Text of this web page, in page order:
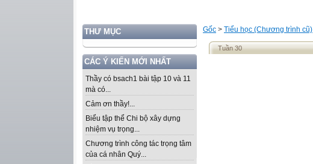
THƯ MỤC
CÁC Ý KIẾN MỚI NHẤT
Thầy có bsach1 bài tập 10 và 11
mà có...
Cảm ơn thầy!...
Biểu tập thể Chi bộ xây dựng
nhiệm vụ trọng...
Chương trình công tác trọng tâm
của cá nhân Quý...
Gốc > Tiểu học (Chương trình cũ)
Tuần 30